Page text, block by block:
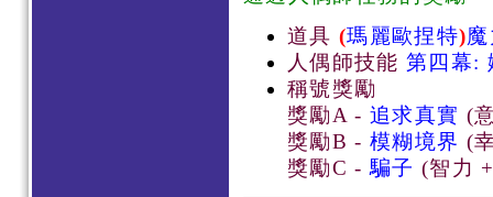
道具 (瑪麗歐捏特)
人偶師技能第四幕:
稱號獎勵
獎勵A - 追求真實 (
獎勵B - 模糊境界 (
獎勵C - 騙子 (智力